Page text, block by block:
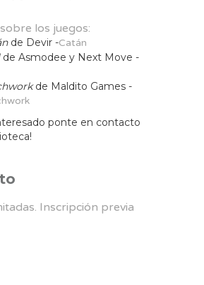
los juegos:
de Devir -Catán
de Asmodee y Next Move -
de Maldito Games -
ponte en contacto
Inscripción previa